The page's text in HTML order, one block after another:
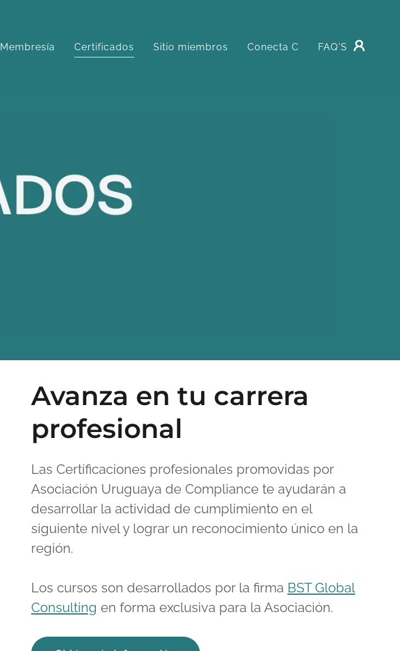
Membresía Certificados Sitio miembros Conecta C FAQ'S
Avanza en tu carrera
profesional
Las Certificaciones profesionales promovidas por
Asociación Uruguaya de Compliance te ayudarán a
desarrollar la actividad de cumplimiento en el
siguiente nivel y lograr un reconocimiento único en la
región.
Los cursos son desarrollados por la firma BST Global
Consulting en forma exclusiva para la Asociación.